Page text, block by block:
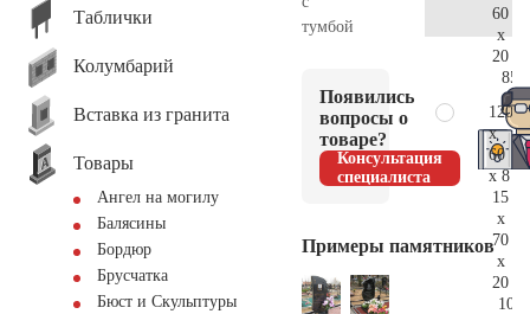
Таблички
Колумбарий
Вставка из гранита
Товары
Ангел на могилу
Балясины
Бордюр
Брусчатка
Бюст и Скульптуры
тумбой
Появились
вопросы о
товаре?
Консультация
специалиста
Примеры памятников
60
x
20
120
x
60
x 8
15
x
70
x
20